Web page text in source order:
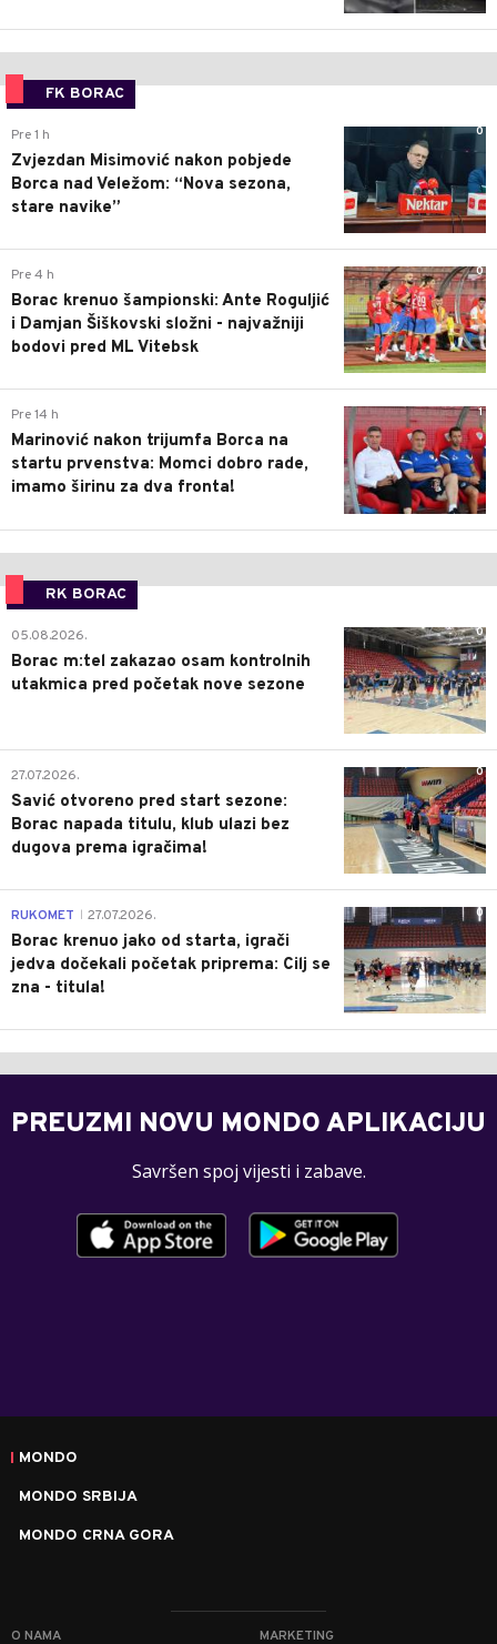
FK BORAC
0
Pre 1 h
Zvjezdan Misimović nakon pobjede
Borca nad Veležom: “Nova sezona,
stare navike”
0
Pre 4 h
Borac krenuo šampionski: Ante Roguljić
i Damjan Šiškovski složni - najvažniji
bodovi pred ML Vitebsk
1
Pre 14 h
Marinović nakon trijumfa Borca na
startu prvenstva: Momci dobro rade,
imamo širinu za dva fronta!
RK BORAC
0
05.08.2026.
Borac m:tel zakazao osam kontrolnih
utakmica pred početak nove sezone
0
27.07.2026.
Savić otvoreno pred start sezone:
Borac napada titulu, klub ulazi bez
dugova prema igračima!
0
RUKOMET 27.07.2026.
Borac krenuo jako od starta, igrači
jedva dočekali početak priprema: Cilj se
zna - titula!
PREUZMI NOVU MONDO APLIKACIJU
Savršen spoj vijesti i zabave.
MONDO
MONDO SRBIJA
MONDO CRNA GORA
O NAMA MARKETING